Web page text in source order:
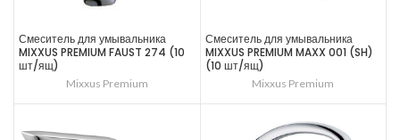
Смеситель для умывальника
MIXXUS PREMIUM FAUST 274 (10
шт/ящ)
Mixxus Premium
Смеситель для умывальника
MIXXUS PREMIUM MAXX 001 (SH)
(10 шт/ящ)
Mixxus Premium